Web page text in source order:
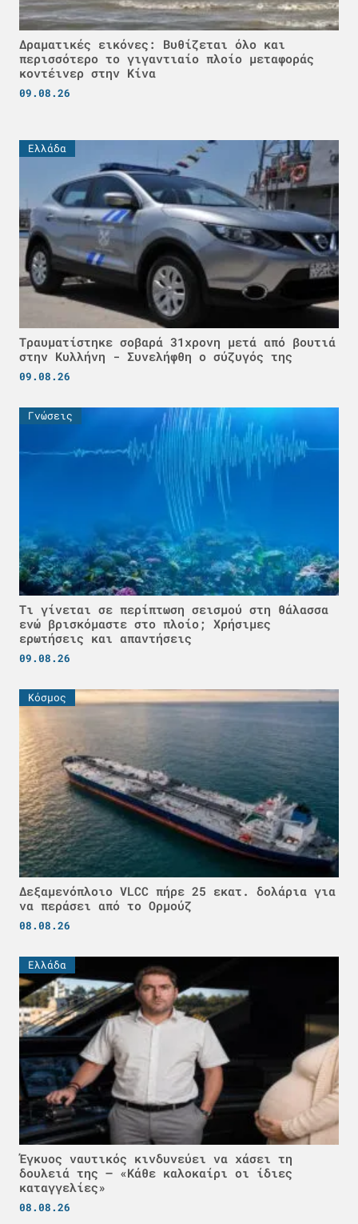
Δραματικές εικόνες: Βυθίζεται όλο και
περισσότερο το γιγαντιαίο πλοίο μεταφοράς
κοντέινερ στην Κίνα
09.08.26
Ελλάδα
Τραυματίστηκε σοβαρά 31χρονη μετά από βουτιά
στην Κυλλήνη - Συνελήφθη ο σύζυγός της
09.08.26
Γνώσεις
Τι γίνεται σε περίπτωση σεισμού στη θάλασσα
ενώ βρισκόμαστε στο πλοίο; Χρήσιμες
ερωτήσεις και απαντήσεις
09.08.26
Κόσμος
Δεξαμενόπλοιο VLCC πήρε 25 εκατ. δολάρια για
να περάσει από το Ορμούζ
08.08.26
Ελλάδα
Έγκυος ναυτικός κινδυνεύει να χάσει τη
δουλειά της – «Κάθε καλοκαίρι οι ίδιες
καταγγελίες»
08.08.26